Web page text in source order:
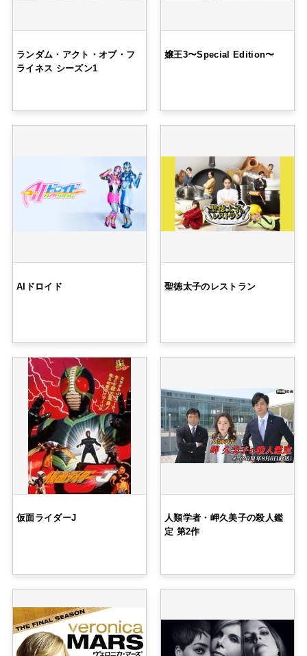
ランダム・アクト・オブ・フ
ライネス シーズン1
嬢王3〜Special Edition〜
AIドロイド 聖徳太子のレストラン
仮面ライダーJ
人類学者・岬久美子の殺人鑑
定 第2作